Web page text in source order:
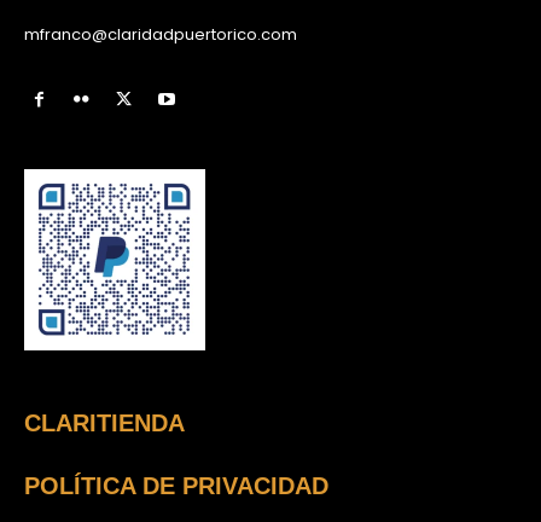
mfranco@claridadpuertorico.com
CLARITIENDA
POLÍTICA DE PRIVACIDAD